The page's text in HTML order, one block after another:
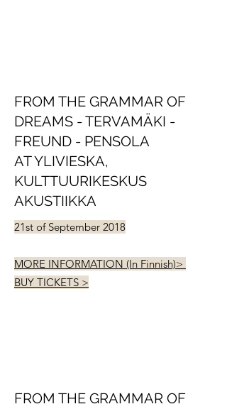
FROM THE GRAMMAR OF
DREAMS - TERVAMÄKI -
FREUND - PENSOLA
AT YLIVIESKA,
KULTTUURIKESKUS
AKUSTIIKKA
21st of September 2018
MORE INFORMATION (In Finnish)>
BUY TICKETS >
FROM THE GRAMMAR OF